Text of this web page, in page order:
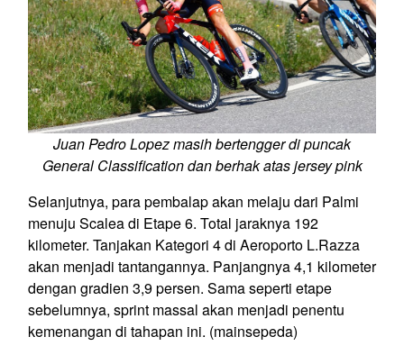
Juan Pedro Lopez masih bertengger di puncak
General Classification dan berhak atas jersey pink
Selanjutnya, para pembalap akan melaju dari Palmi
menuju Scalea di Etape 6. Total jaraknya 192
kilometer. Tanjakan Kategori 4 di Aeroporto L.Razza
akan menjadi tantangannya. Panjangnya 4,1 kilometer
dengan gradien 3,9 persen. Sama seperti etape
sebelumnya, sprint massal akan menjadi penentu
kemenangan di tahapan ini. (mainsepeda)